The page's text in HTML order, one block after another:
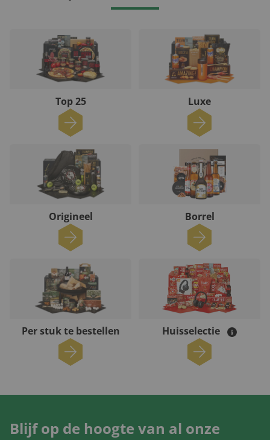
Top 25 Luxe
Origineel Borrel
Per stuk te bestellen Huisselectie
Blijf op de hoogte van al onze